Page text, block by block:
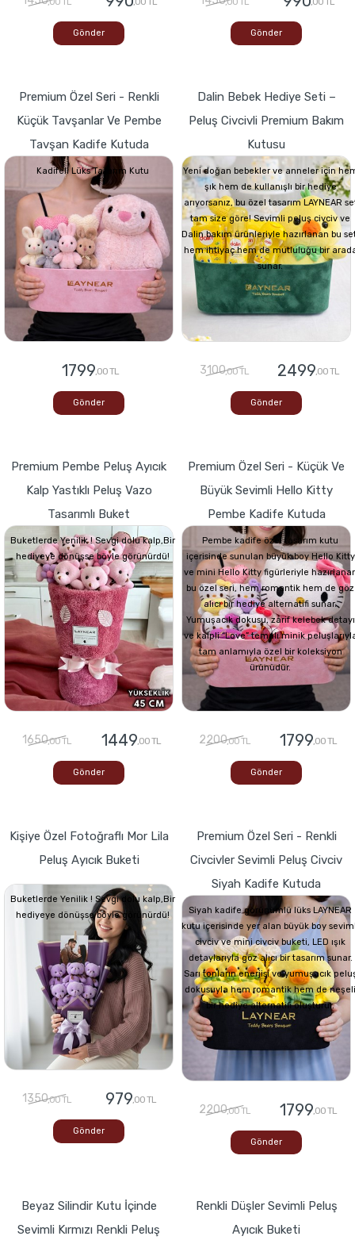
Gönder Gönder
Premium Özel Seri - Renkli
Küçük Tavşanlar Ve Pembe
Tavşan Kadife Kutuda
Kadifeli Lüks Tasarım Kutu
1799,00 TL
Gönder
Dalin Bebek Hediye Seti –
Peluş Civcivli Premium Bakım
Kutusu
Yeni doğan bebekler ve anneler için
şık hem de kullanışlı bir hediye
arıyorsanız, bu özel tasarım LAYNEAR
tam size göre! Sevimli peluş civciv ve
Dalin bakım ürünleriyle hazırlanan bu
hem ihtiyaç hem de mutluluğu bir
sunar.
3100,00 TL 2499,00 TL
Gönder
Premium Pembe Peluş Ayıcık
Kalp Yastıklı Peluş Vazo
Tasarımlı Buket
Buketlerde Yenilik ! Sevgi dolu kalp,Bir
hediyeye dönüşse böyle görünürdü!
1650,00 TL 1449,00 TL
Gönder
Premium Özel Seri - Küçük Ve
Büyük Sevimli Hello Kitty
Pembe Kadife Kutuda
Pembe kadife özel tasarım kutu
içerisinde sunulan büyük boy Hello Kitty
ve mini Hello Kitty figürleriyle
bu özel seri, hem romantik hem de göz
alıcı bir hediye alternatifi sunar.
Yumuşacık dokusu, zarif kelebek detayı
ve kalpli “Love” temalı minik
tam anlamıyla özel bir koleksiyon
ürünüdür.
2200,00 TL 1799,00 TL
Gönder
Kişiye Özel Fotoğraflı Mor Lila
Peluş Ayıcık Buketi
Buketlerde Yenilik ! Sevgi dolu kalp,Bir
hediyeye dönüşse böyle görünürdü!
1350,00 TL 979,00 TL
Gönder
Premium Özel Seri - Renkli
Civcivler Sevimli Peluş Civciv
Siyah Kadife Kutuda
Siyah kadife görünümlü lüks LAYNEAR
kutu içerisinde yer alan büyük boy
civciv ve mini civciv buketi, LED ışık
detaylarıyla göz alıcı bir tasarım sunar.
Sarı tonların enerjisi ve yumuşacık
dokusuyla hem romantik hem de neşeli
bir hediye alternatifi oluşturur.
2200,00 TL 1799,00 TL
Gönder
Beyaz Silindir Kutu İçinde
Sevimli Kırmızı Renkli Peluş
Renkli Düşler Sevimli Peluş
Ayıcık Buketi